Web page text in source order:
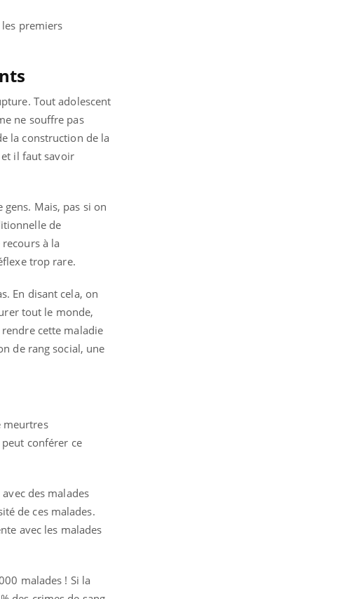
les premiers
Tout adolescent
ne souffre pas
la construction de la
il faut savoir
Mais, pas si on
de
à la
trop rare.
En disant cela, on
tout le monde,
cette maladie
de rang social, une
meurtres
conférer ce
des malades
de ces malades.
avec les malades
malades ! Si la